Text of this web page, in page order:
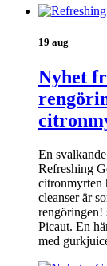
19 aug
Nyhet
En
Refreshing
citronmyrten
cleanser är
rengöringen!
Picaut. En
med